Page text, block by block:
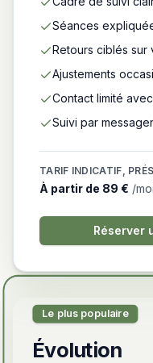
Séances
Retours ciblés
Ajustements
Contact limité
Suivi par
TARIF INDICATIF,
À partir de 89 € /
Réserver
Le plus populaire
Évolution